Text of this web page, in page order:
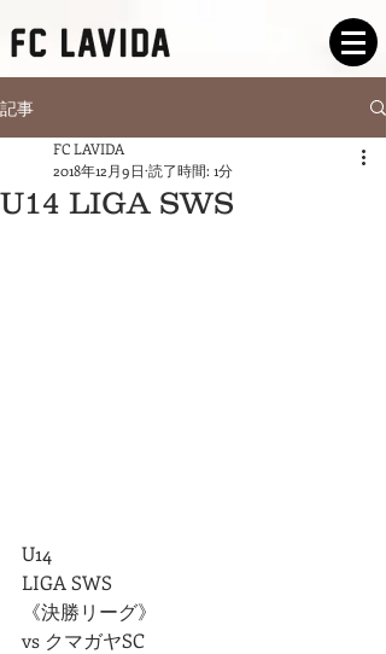
記事
U14 LIGA SWS
FC LAVIDA
2018年12月9日 読了時間: 1分
U14
LIGA SWS
《決勝リーグ》
vs クマガヤSC